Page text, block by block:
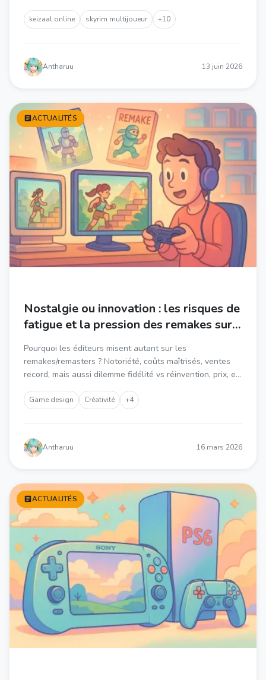
fonctionnement et comment rejoindre.
keizaal online skyrim multijoueur +10
Antharuu 13 juin 2026
ACTUALITÉS
Nostalgie ou innovation : les risques de
fatigue et la pression des remakes sur
les jeux indies
Pourquoi les éditeurs misent autant sur les
remakes/remasters ? Notoriété, coûts maîtrisés, ventes
record, mais aussi dilemme fidélité vs réinvention, prix, et
licences cultes modernisées.
Game design Créativité +4
Antharuu 16 mars 2026
ACTUALITÉS